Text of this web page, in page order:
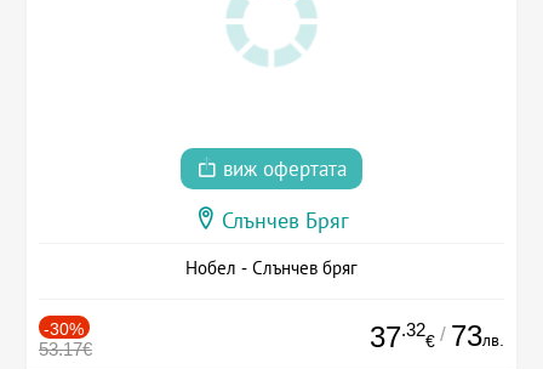
виж офертата
Слънчев Бряг
Нобел - Слънчев бряг
-30%
53.17€ 37.32
€ / 73лв.